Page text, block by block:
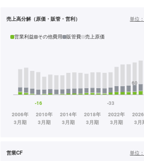
売上高分解（原価・販管・営利） 単位
営業利益 その他費用 販管費 売上原価
営業CF 単位